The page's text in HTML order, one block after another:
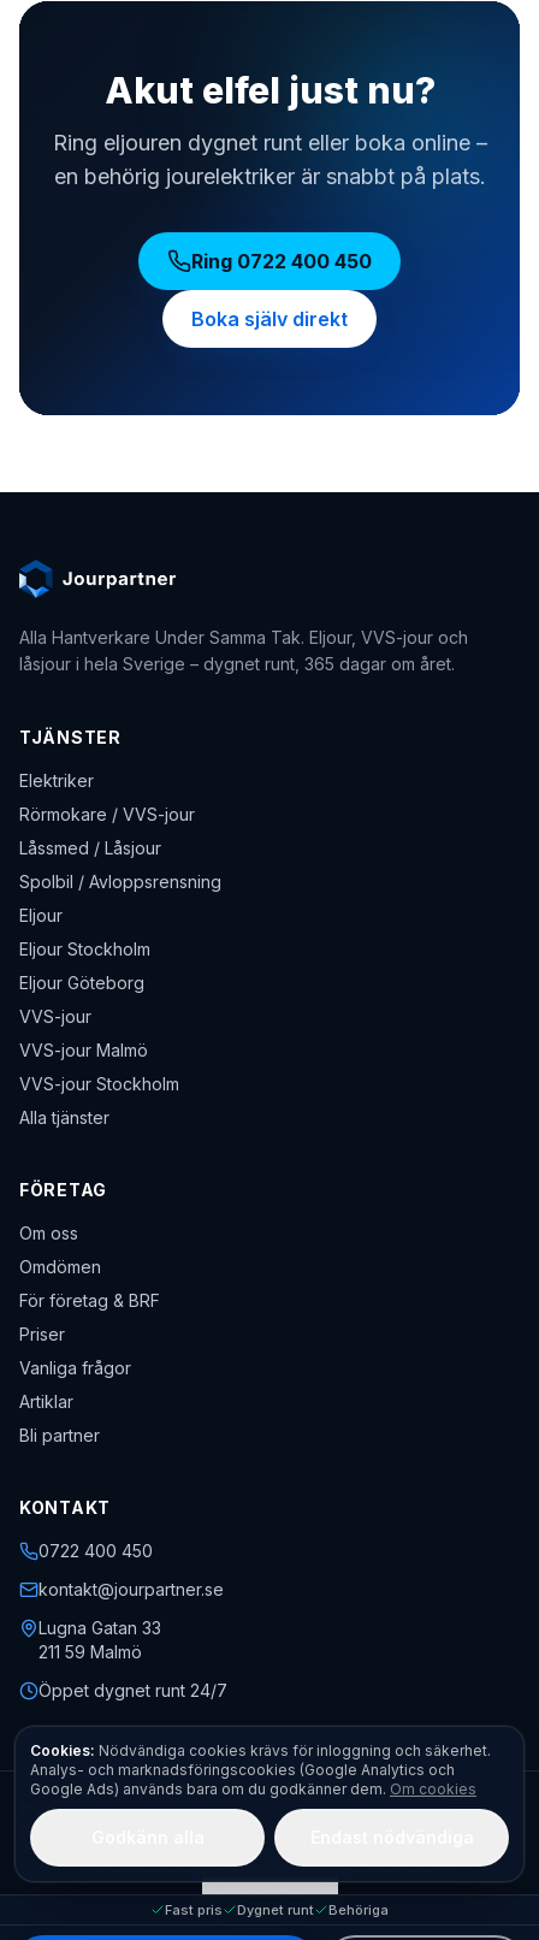
Akut elfel just nu?
Ring eljouren dygnet runt eller boka online –
en behörig jourelektriker är snabbt på plats.
Ring 0722 400 450
Boka själv direkt
Alla Hantverkare Under Samma Tak. Eljour, VVS-jour och
låsjour i hela Sverige – dygnet runt, 365 dagar om året.
TJÄNSTER
Elektriker
Rörmokare / VVS-jour
Låssmed / Låsjour
Spolbil / Avloppsrensning
Eljour
Eljour Stockholm
Eljour Göteborg
VVS-jour
VVS-jour Malmö
VVS-jour Stockholm
Alla tjänster
FÖRETAG
Om oss
Omdömen
För företag & BRF
Priser
Vanliga frågor
Artiklar
Bli partner
KONTAKT
0722 400 450
kontakt@jourpartner.se
Lugna Gatan 33
211 59 Malmö
Öppet dygnet runt 24/7
2026 Jourpartner AB· Org.nr559451-0470· Alla rättigheter
förbehållna.
Kontakt
Fota felet – få pris direkt
Allmänna villkor
IntegritetspolicyCookiepolicyÅngerrättTillgänglighet
Cookieinställningar
Fast pris Dygnet runt Behöriga
Cookies: Nödvändiga cookies krävs för inloggning och säkerhet.
Analys- och marknadsföringscookies (Google Analytics och
Google Ads) används bara om du godkänner dem. Om cookies